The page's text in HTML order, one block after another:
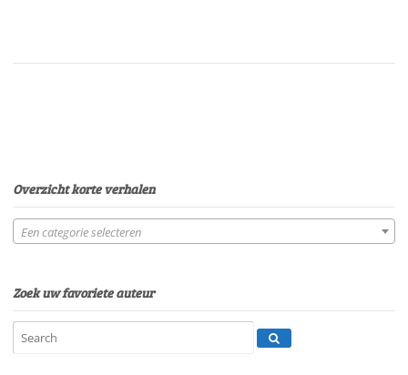
Overzicht korte verhalen
Een categorie selecteren
Zoek uw favoriete auteur